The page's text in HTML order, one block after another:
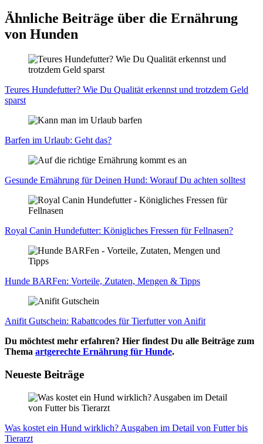
Ähnliche Beiträge über die Ernährung
von Hunden
Teu­res Hun­de­fut­ter? Wie Du Qua­li­tät erkennst und trotz­dem Geld
sparst
Bar­fen im Urlaub: Geht das?
Gesun­de Ernäh­rung für Dei­nen Hund: Wor­auf Du ach­ten soll­test
Roy­al Canin Hun­de­fut­ter: König­li­ches Fres­sen für Fell­na­sen?
Hun­de BAR­Fen: Vor­tei­le, Zuta­ten, Men­gen & Tipps
Ani­fit Gut­schein: Rabatt­codes für Tier­fut­ter von Ani­fit
Du möchtest mehr erfahren? Hier findest Du alle Beiträge zum
Thema artgerechte Ernährung für Hunde.
Neueste Beiträge
Was kos­tet ein Hund wirk­lich? Aus­ga­ben im Detail von Fut­ter bis
Tier­arzt